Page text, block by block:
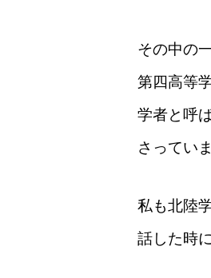
その中の
第四高等
学者と呼
さってい
私も北陸
話した時